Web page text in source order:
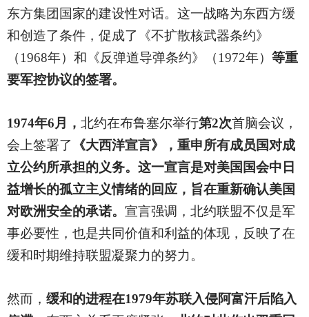
东方集团国家的建设性对话。这一战略为东西方缓
和创造了条件，促成了《不扩散核武器条约》
（1968年）和《反弹道导弹条约》（1972年） 等重
要军控协议的签署。
1974年6月， 北约在布鲁塞尔举行第2次首脑会议，
会上签署了
《大西洋宣言》，重申所有成员国对成
立公约所承担的义务。这一宣言是对美国国会中日
益增长的孤立主义情绪的回应，旨在重新确认美国
对欧洲安全的承诺。 宣言强调，北约联盟不仅是军
事必要性，也是共同价值和利益的体现，反映了在
缓和时期维持联盟凝聚力的努力。
然而， 缓和的进程在1979年苏联入侵阿富汗后陷入